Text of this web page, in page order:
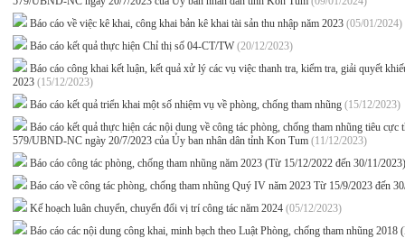
Báo cáo về việc kê khai, công khai bản kê khai tài sản thu nhập năm 2023 (05/01/2024)
Báo cáo kết quả thực hiện Chỉ thị số 04-CT/TW (20/12/2023)
Báo cáo công khai kết luận, kết quả xử lý các vụ việc thanh tra, kiểm tra, giải quyết
2023 (15/12/2023)
Báo cáo kết quả triển khai một số nhiệm vụ về phòng, chống tham nhũng (15/12/2023)
Báo cáo kết quả thực hiện các nội dung về công tác phòng, chống tham nhũng tiêu
579/UBND-NC ngày 20/7/2023 của Ủy ban nhân dân tỉnh Kon Tum (11/12/2023)
Báo cáo công tác phòng, chống tham nhũng năm 2023 (Từ 15/12/2022 đến 30/11/
Báo cáo về công tác phòng, chống tham nhũng Quý IV năm 2023 Từ 15/9/2023 đến
Kế hoạch luân chuyển, chuyển đổi vị trí công tác năm 2024 (05/12/2023)
Báo cáo các nội dung công khai, minh bạch theo Luật Phòng, chống tham nhũng